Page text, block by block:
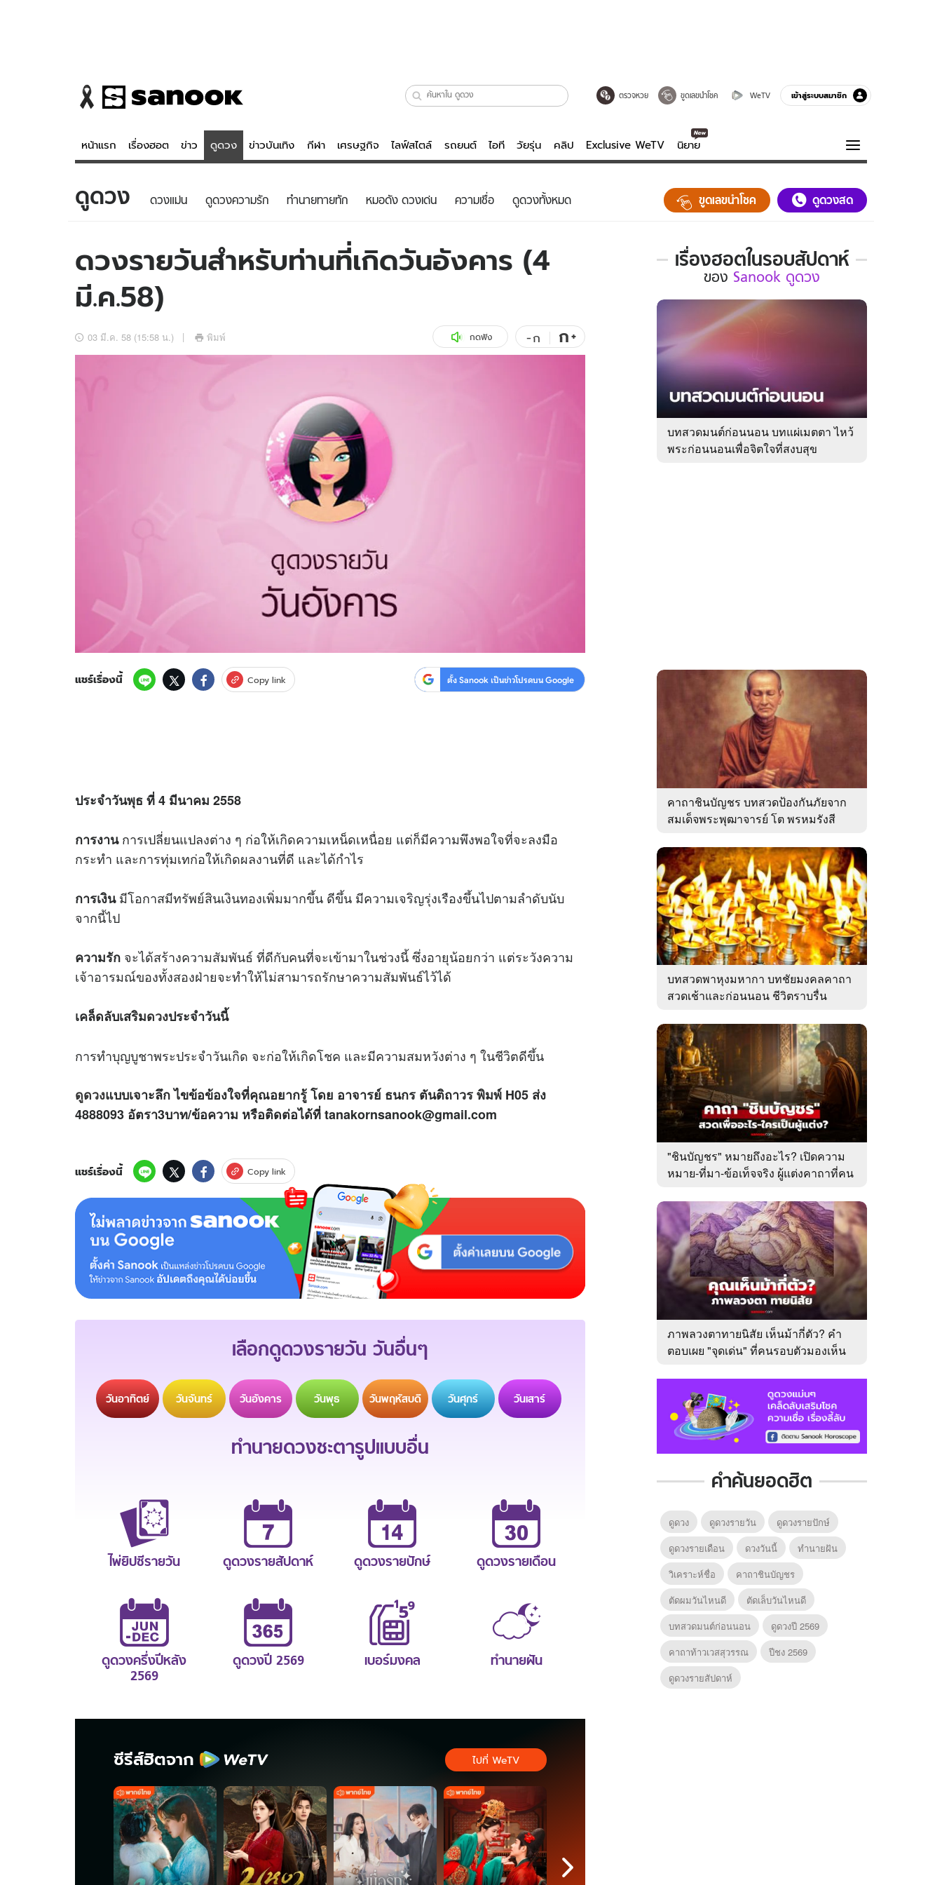
ตรวจหวย ขูดเลขนำโชค WeTV เข้าสู่ระบบสมาชิก
หน้าแรก เรื่องฮอต ข่าว ดูดวง ข่าวบันเทิง กีฬา เศรษฐกิจ ไลฟ์สไตล์ รถยนต์ ไอที วัยรุ่น คลิป Exclusive WeTV นิยาย
ข่าว
ข่าวบันเทิง
ข่าวกีฬา
ข่าวเศรษฐกิจ
อัปเดตจีน
เช็กข่าวชัวร์
ดูดวง - ตรวจหวย
สถิติหวยไทย
ไลฟ์สไตล์
วัยรุ่น
สุขภาพ
เที่ยว-กิน
ดูทีวี
WeTV
ความรู้รอบตัว
ฮาวทู
ติดตามสนุกโซเชียลได้ที่
ดูดวง ดวงแม่น ดูดวงความรัก ทํานายทายทัก หมอดัง ดวงเด่น ความเชื่อ ดูดวงทั้งหมด ขูดเลขนำโชค ดูดวงสด
ดวงรายวันสำหรับท่านที่เกิดวันอังคาร (4
มี.ค.58)
03 มี.ค. 58 (15:58 น.) พิมพ์ กดฟัง -ก ก+
แชร์เรื่องนี้ Copy link ตั้ง Sanook เป็นข่าวโปรดบน Google
ประจำวันพุธ ที่ 4 มีนาคม 2558
การงานการเปลี่ยนแปลงต่าง ๆ ก่อให้เกิดความเหน็ดเหนื่อย แต่ก็มีความพึงพอใจที่จะลงมือ
กระทำ และการทุ่มเทก่อให้เกิดผลงานที่ดี และได้กำไร
การเงินมีโอกาสมีทรัพย์สินเงินทองเพิ่มมากขึ้น ดีขึ้น มีความเจริญรุ่งเรืองขึ้นไปตามลำดับนับ
จากนี้ไป
ความรัก จะได้สร้างความสัมพันธ์ ที่ดีกับคนที่จะเข้ามาในช่วงนี้ ซึ่งอายุน้อยกว่า แต่ระวังความ
เจ้าอารมณ์ของทั้งสองฝ่ายจะทำให้ไม่สามารถรักษาความสัมพันธ์ไว้ได้
เคล็ดลับเสริมดวงประจำวันนี้
การทำบุญบูชาพระประจำวันเกิด จะก่อให้เกิดโชค และมีความสมหวังต่าง ๆ ในชีวิตดีขึ้น
ดูดวงแบบเจาะลึก ไขข้อข้องใจที่คุณอยากรู้ โดย อาจารย์ ธนกร ตันติถาวร พิมพ์ H05 ส่ง
4888093 อัตรา3บาท/ข้อความ หรือติดต่อได้ที่ tanakornsanook@gmail.com
แชร์เรื่องนี้ Copy link
เลือกดูดวงรายวัน วันอื่นๆ
วันอาทิตย์ วันจันทร์ วันอังคาร วันพุธ วันพฤหัสบดี วันศุกร์ วันเสาร์
ทำนายดวงชะตารูปแบบอื่น
ไพ่ยิปซีรายวัน ดูดวงรายสัปดาห์ ดูดวงรายปักษ์ ดูดวงรายเดือน
ดูดวงครึ่งปีหลัง
2569
ดูดวงปี 2569 เบอร์มงคล ทำนายฝัน
ซีรีส์ฮิตจาก ไปที่ WeTV
เรื่องฮอตในรอบสัปดาห์
เรื่อง
ใน
รอบ
ของ
Sanook
ดูด
ของ Sanook ดูดวง
บทสวดมนต์ก่อนนอน บทแผ่เมตตา ไหว้
พระก่อนนอนเพื่อจิตใจที่สงบสุข
คาถาชินบัญชร บทสวดป้องกันภัยจาก
สมเด็จพระพุฒาจารย์ โต พรหมรังสี
บทสวดพาหุงมหากา บทชัยมงคลคาถา
สวดเช้าและก่อนนอน ชีวิตราบรื่น
"ชินบัญชร" หมายถึงอะไร? เปิดความ
หมาย-ที่มา-ข้อเท็จจริง ผู้แต่งคาถาที่คน
ภาพลวงตาทายนิสัย เห็นม้ากี่ตัว? คำ
ตอบเผย "จุดเด่น" ที่คนรอบตัวมองเห็น
คำค้นยอดฮิต
ดูดวง ดูดวงรายวัน
ดูดวงรายปักษ์
ดูดวงรายเดือน
ดวงวันนี้
ทํานายฝัน
วิเคราะห์ชื่อ
คาถาชินบัญชร
ตัดผมวันไหนดี
ตัดเล็บวันไหนดี
บทสวดมนต์ก่อนนอน
ดูดวงปี 2569
คาถาท้าวเวสสุวรรณ
ปีชง 2569
ดูดวงรายสัปดาห์